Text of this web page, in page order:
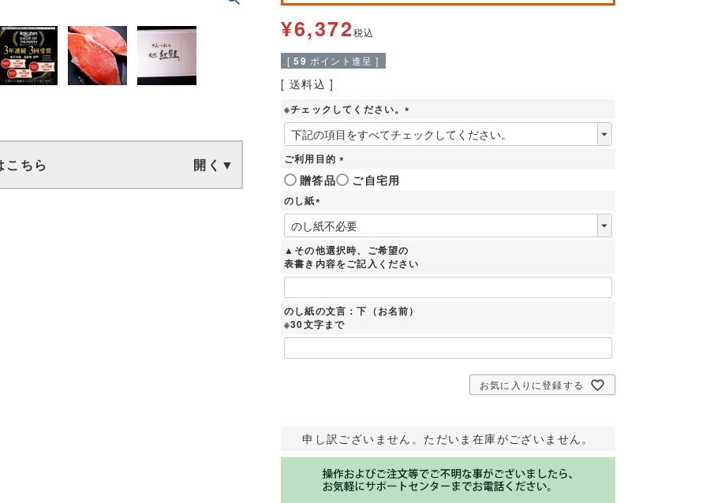
こちら
¥6,372税込
[ 59 ポイント進呈 ]
送料込
※チェックしてください。
(
必
ご利用目的
(
必
)
贈答品 ご自宅用
のし紙
(
必
須
)
▲その他選択時、ご希望の
表書き内容をご記入ください
のし紙の文言：下（お名前）
※30文字まで
お気に入りに登録する
申し訳ございません。ただいま在庫がございません。